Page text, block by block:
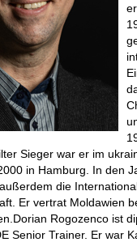
Sieger war er im
in Hamburg. In den
die
Er vertrat Moldawien
Dorian Rogozenco ist
Senior Trainer. Er war